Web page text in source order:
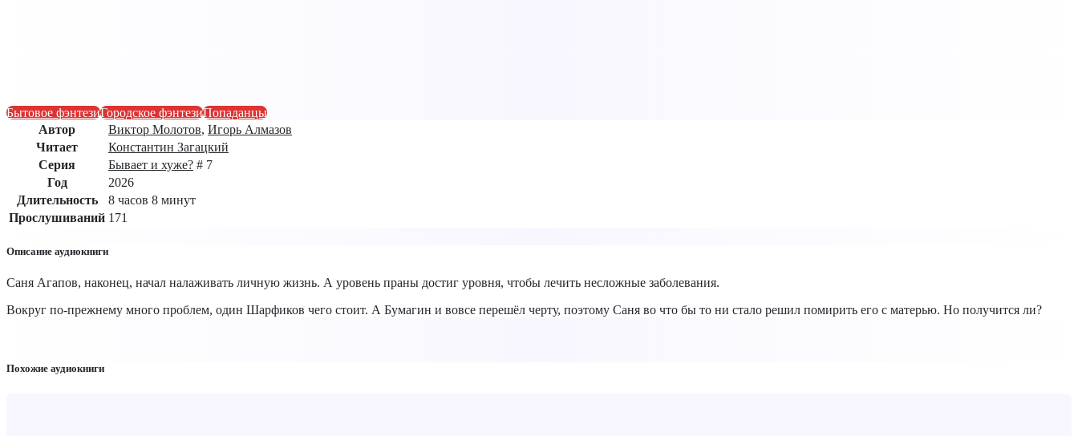
Бытовое фэнтезиГородское фэнтезиПопаданцы
Автор
Виктор Молотов, Игорь Алмазов
Читает
Константин Загацкий
Серия
Бывает и хуже? # 7
Год
2026
Длительность
8 часов 8 минут
Прослушиваний 171
Описание аудиокниги
Саня Агапов, наконец, начал налаживать личную жизнь. А уровень праны достиг уровня, чтобы лечить несложные заболевания.
Вокруг по-прежнему много проблем, один Шарфиков чего стоит. А Бумагин и вовсе перешёл черту, поэтому Саня во что бы то ни стало решил помирить его с матерью. Но получится ли?
Похожие аудиокниги